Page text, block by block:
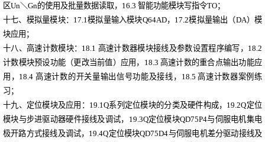
区Un＼Gn的使用及批量数据读取， 16.3 智能功能模块写指令TO；
十七、 模拟量模块： 17.1模拟量输入模块Q64AD， 17.2模拟量输出（DA）模
块应用 ；
十八、 高速计数模块： 18.1 高速计数器模块接线及参数设置程序编写 ， 18.2
计数模块预设功能（更改当前值）应用 ， 18.3 高速计数的重合点输出功能应
用 ， 18.4 高速计数的开关量输出信号功能及接线 ， 18.5 高速计数器案例练
习 ；
十九、 定位模块及应用 ： 19.1Q系列定位模块的分类及硬件构成， 19.2Q定位
模块与步进驱动器硬件接线及调试， 19.3Q定位模块QD75P4与伺服电机集电
极开路方式接线及调试， 19.4Q定位模块QD75D4与伺服电机差分驱动接线及